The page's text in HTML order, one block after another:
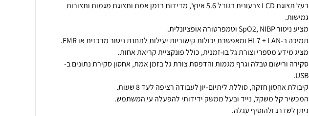
בעל תצוגת LCD צבעונית בגודל 5.6 אינץ', מדידות בזמן אמת ותצוגת מגמות ותצורות
סקירה ורישום טבלה וגרף מגמות והדפסת צורת גל בזמן אמת, אחסון סקירת נתונים ב-
ניתן לשדרג ולהוסיף עגלה.